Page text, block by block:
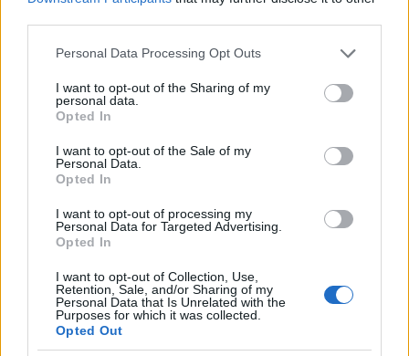
Please note that this website/app uses one or more Google
not limited to your visit or usage behaviour. You may click to
grant or deny consent to Google and its third-party tags to
use your data for below specified purposes in below Google
consent section.
Personal Data Processing Opt Outs
I want to opt-out of the Sharing of my
personal data.
Opted In
I want to opt-out of the Sale of my
Personal Data.
Opted In
I want to opt-out of processing my
Personal Data for Targeted Advertising.
Opted In
I want to opt-out of Collection, Use,
Retention, Sale, and/or Sharing of my
Personal Data that Is Unrelated with the
Purposes for which it was collected.
Opted Out
Aktuális
2030-ra az IKEA csak olyan termékeket fog gyártani, amelyek
megújuló vagy újrahasznosított anyagokból készültek.